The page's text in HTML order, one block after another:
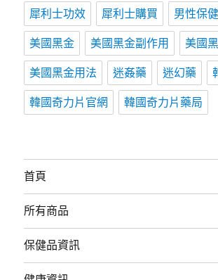
犀利士功效 犀利士購買 男性保健
美國黑金 美國黑金副作用 美國
美國黑金用法 迷姦藥 迷幻藥
韓國奇力片官網 韓國奇力片藥局
首頁
所有商品
保健品資訊